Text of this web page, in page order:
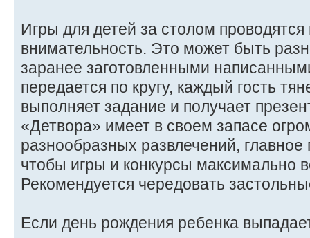
Игры для детей за столом
внимательность. Это может быть
заранее заготовленными
передается по кругу, каждый гость
выполняет задание и получает
«Детвора» имеет в своем запасе
разнообразных развлечений,
чтобы игры и конкурсы максимально
Рекомендуется чередовать
Если день рождения ребенка